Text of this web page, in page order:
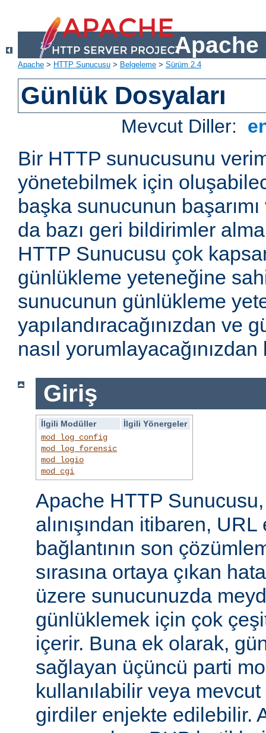
Apache
Apache > HTTP Sunucusu > Belgeleme > Sürüm 2.4
Günlük Dosyaları
Mevcut Diller:
Bir HTTP sunucusunu
yönetebilmek için
başka sunucunun
da bazı geri bildirimler
HTTP Sunucusu çok
günlükleme yeteneğine
sunucunun günlükleme
yapılandıracağınızdan ve
nasıl
Giriş
İlgili Modüller
İlgili Yönergeler
mod_log_config
mod_log_forensic
mod_logio
mod_cgi
Apache HTTP
alınışından itibaren,
bağlantının son
sırasına ortaya çıkan
üzere sunucunuzda
günlüklemek için çok
içerir. Buna ek olarak,
sağlayan üçüncü parti
kullanılabilir veya
girdiler enjekte edilebilir.